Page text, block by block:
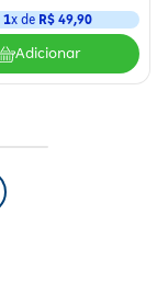
1x de R$ 49,90
Adicionar